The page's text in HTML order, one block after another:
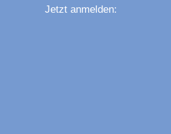
Jetzt anmel­den: